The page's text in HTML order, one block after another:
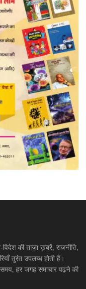
की ताज़ा ख़बरें, राजनीति,
तुरंत उपलब्ध होती हैं।
हर जगह समाचार पढ़ने की